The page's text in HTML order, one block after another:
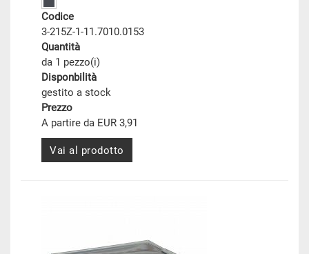
Codice
3-215Z-1-11.7010.0153
Quantità
da 1 pezzo(i)
Disponbilità
gestito a stock
Prezzo
A partire da EUR 3,91
Vai al prodotto